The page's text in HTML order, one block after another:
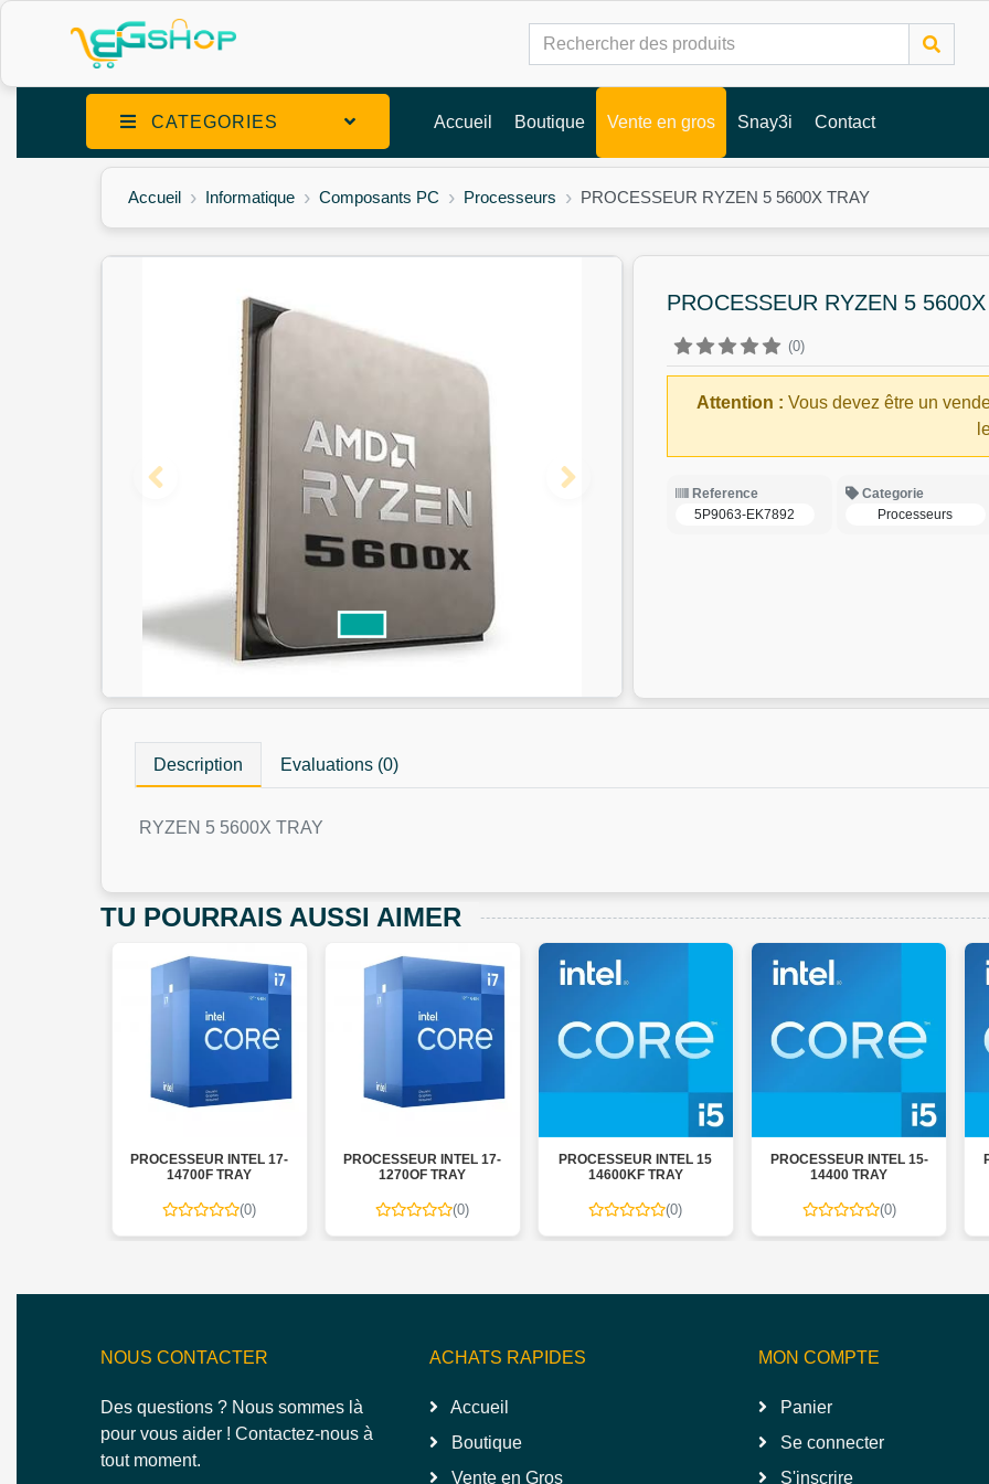
CATEGORIES Accueil Boutique Vente en gros Snay3i Contact
Accueil Informatique Composants PC Processeurs PROCESSEUR RYZEN 5 5600X TRAY
PROCESSEUR RYZEN 5
(0)
Attention : Vous devez être un
Reference
5P9063-EK7892
Categorie
Processeurs
Description Evaluations (0)
RYZEN 5 5600X TRAY
TU POURRAIS AUSSI AIMER
PROCESSEUR INTEL 17-
14700F TRAY
(0)
PROCESSEUR INTEL 17-
1270OF TRAY
(0)
PROCESSEUR INTEL 15
14600KF TRAY
(0)
PROCESSEUR INTEL 15-
14400 TRAY
(0)
NOUS CONTACTER
Des questions ? Nous sommes là
pour vous aider ! Contactez-nous à
tout moment.
ACHATS RAPIDES
Accueil
Boutique
Vente en Gros
MON COMPTE
Panier
Se connecter
S'inscrire